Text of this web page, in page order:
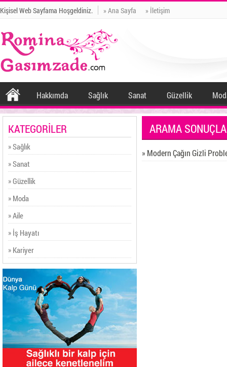
Kişisel Web Sayfama Hoşgeldiniz. » Ana Sayfa » İletişim
Hakkımda Sağlık Sanat Güzellik
KATEGORİLER
» Sağlık
» Sanat
» Güzellik
» Moda
» Aile
» İş Hayatı
» Kariyer
ARAMA
» Modern Çağın Gizli